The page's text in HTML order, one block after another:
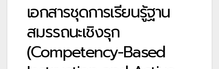
เอกสารชุดการเรียนรู้ฐาน
สมรรถนะเชิงรุก
(Competency-Based